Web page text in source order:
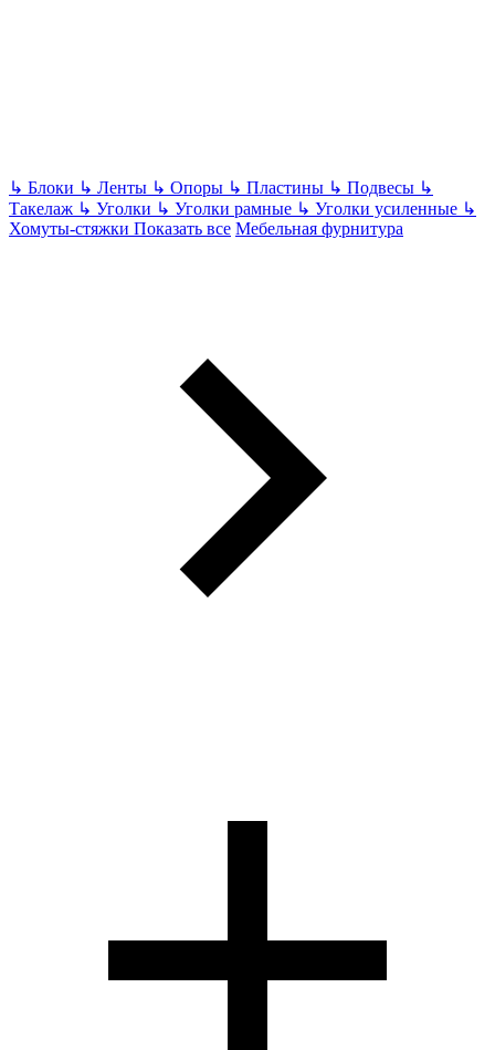
↳ Блоки ↳ Ленты ↳ Опоры ↳ Пластины ↳ Подвесы ↳
Такелаж ↳ Уголки ↳ Уголки рамные ↳ Уголки усиленные ↳
Хомуты-стяжки Показать все Мебельная фурнитура